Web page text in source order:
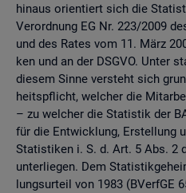
hin­aus ori­en­tiert sich die
Ver­ord­nung EG Nr. 223/2009
und des Rates vom 11. März
ken und an der DSGVO. Unter
die­sem Sinne ver­steht sich
heits­pflicht, wel­cher die
– zu wel­cher die Sta­tis­tik der
für die Ent­wick­lung, Er­stel­lung
Sta­tis­ti­ken i. S. d. Art. 5 Abs. 2
un­ter­lie­gen. Dem
lungs­ur­teil von 1983 (BVerf­GE